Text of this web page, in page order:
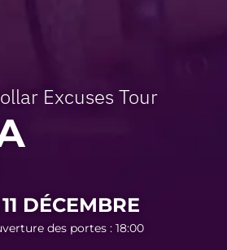
Excuses Tour
DÉCEMBRE
des portes : 18:00